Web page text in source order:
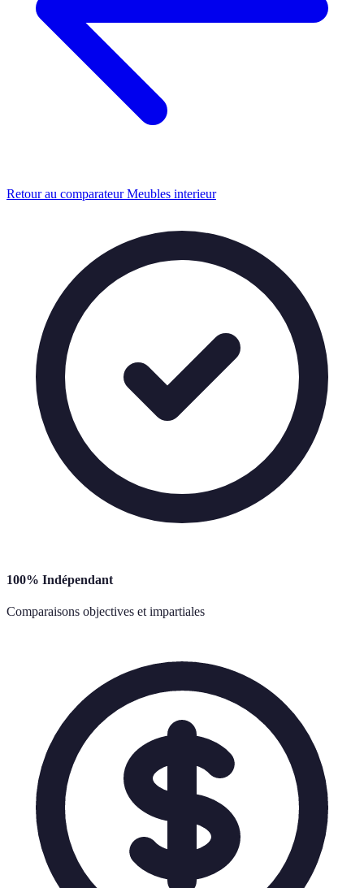
Retour au comparateur Meubles interieur
100% Indépendant
Comparaisons objectives et impartiales